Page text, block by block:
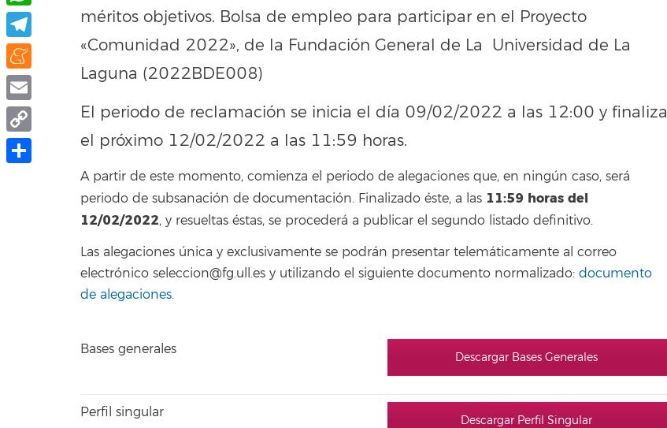
méritos objetivos. Bolsa de empleo para participar en el Proyecto
«Comunidad 2022», de la Fundación General de La Universidad de La
Laguna (2022BDE008)
El periodo de reclamación se inicia el día 09/02/2022 a las 12:00 y finaliza
el próximo 12/02/2022 a las 11:59 horas.
A partir de este momento, comienza el periodo de alegaciones que, en ningún caso, será
periodo de subsanación de documentación. Finalizado éste, a las 11:59 horas del
12/02/2022, y resueltas éstas, se procederá a publicar el segundo listado definitivo.
Las alegaciones única y exclusivamente se podrán presentar telemáticamente al correo
electrónico seleccion@fg.ull.es y utilizando el siguiente documento normalizado: documento
de alegaciones.
Bases generales
Descargar Bases Generales
Perfil singular
Descargar Perfil Singular
WhatsApp
Telegram
Meneame
Email
Copy